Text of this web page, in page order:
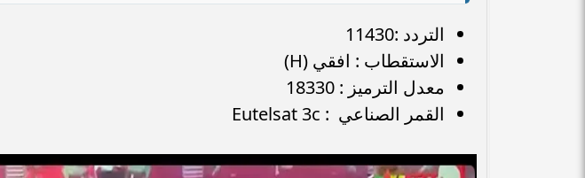
التردد :11430
الاستقطاب : افقي (H)
معدل الترميز : 18330
القمر الصناعي : Eutelsat 3c